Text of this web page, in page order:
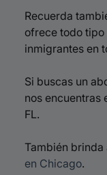
Recuerda
ofrece todo tipo
inmigrantes en
Si buscas un
nos encuentras
FL.
También brinda
en Chicago.